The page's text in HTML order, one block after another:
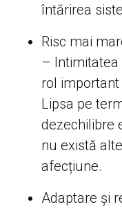
întărirea
Risc mai
–
rol
Lipsa pe
dezechilibre
nu există
afecțiune.
Adaptare și